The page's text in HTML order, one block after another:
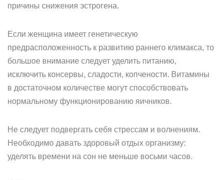
причины снижения эстрогена.
Если женщина имеет генетическую
предрасположенность к развитию раннего климакса, то
большое внимание следует уделить питанию,
исключить консервы, сладости, копчености. Витамины
в достаточном количестве могут способствовать
нормальному функционированию яичников.
Не следует подвергать себя стрессам и волнениям.
Необходимо давать здоровый отдых организму:
уделять времени на сон не меньше восьми часов.